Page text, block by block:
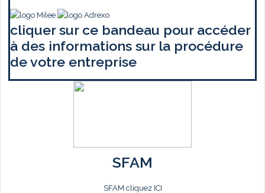
cliquer sur ce bandeau pour accéder
à des informations sur la procédure
de votre entreprise
SFAM
SFAM cliquez ICI